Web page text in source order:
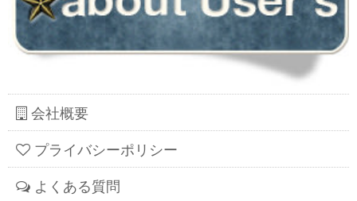
会社概要
プライバシーポリシー
よくある質問